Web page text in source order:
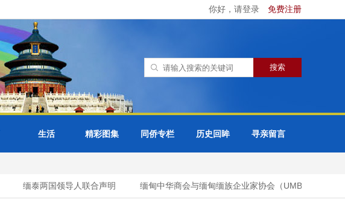
你好，请登录 免费注册
生活 精彩图集 同侨专栏 历史回眸 寻亲留言
缅泰两国领导人联合声明 缅甸中华商会与缅甸缅族企业家协会（UMBEEA）签署